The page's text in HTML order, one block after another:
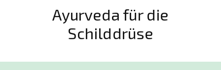
Ayurveda für die
Schilddrüse